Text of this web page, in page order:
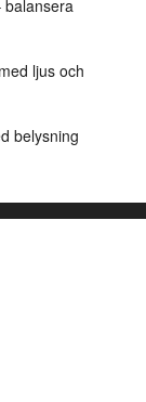
ljus och
belysning